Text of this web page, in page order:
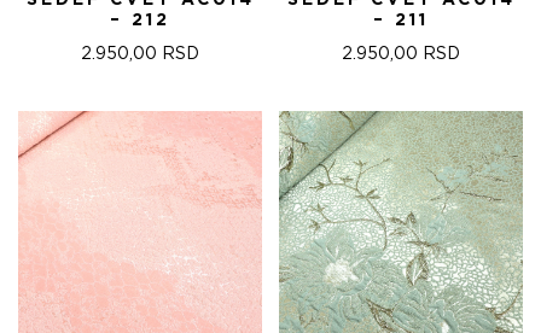
– 212
2.950,00 RSD
– 211
2.950,00 RSD